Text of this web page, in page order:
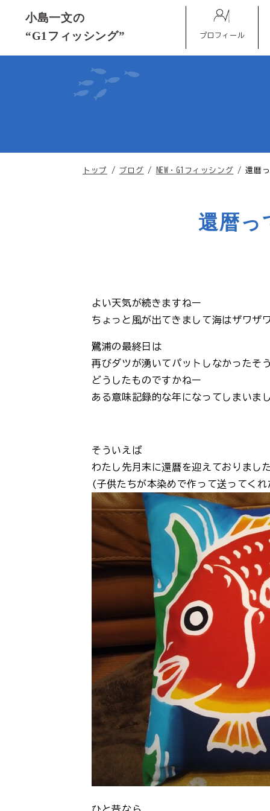
小島一文の
“G1フィッシング”
プロフィール
現
トップ / ブログ / NEW・G1フィッシング /還暦
還暦っ
よい天気が続きますねー
ちょっと風が出てきまして海はザワザ
鷺浦の最終日は
再びダツが湧いてパットしなかったそ
どうしたものですかねー
ある意味記録的な年になってしまいま
そういえば
わたし先月末に還暦を迎えておりまし
(子供たちが本染めで作って送ってく